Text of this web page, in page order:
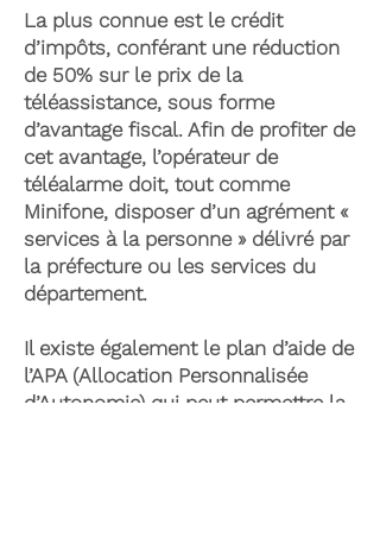
La plus connue est le crédit
d’impôts, conférant une réduction
de 50% sur le prix de la
téléassistance, sous forme
d’avantage fiscal. Afin de profiter de
cet avantage, l’opérateur de
téléalarme doit, tout comme
Minifone, disposer d’un agrément «
services à la personne » délivré par
la préfecture ou les services du
département.
Il existe également le plan d’aide de
l’APA (Allocation Personnalisée
d’Autonomie) qui peut permettre la